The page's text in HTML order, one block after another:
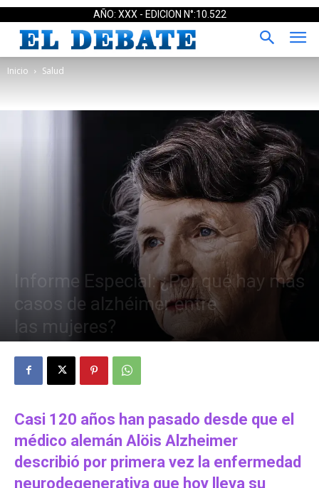
AÑO: XXX - EDICION N°:10.522
Inicio Salud
Informe Especial: ¿Por qué hay más
casos de alzhéimer entre
las mujeres?
Casi 120 años han pasado desde que el
médico alemán Alöis Alzheimer
describió por primera vez la enfermedad
neurodegenerativa que hoy lleva su